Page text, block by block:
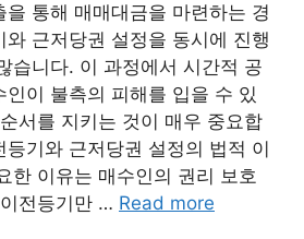
을 통해 매매대금을 마련하는 경
와 근저당권 설정을 동시에 진행
습니다. 이 과정에서 시간적 공
인이 불측의 피해를 입을 수 있
서를 지키는 것이 매우 중요합
등기와 근저당권 설정의 법적 이
한 이유는 매수인의 권리 보호
전등기만 … Read more